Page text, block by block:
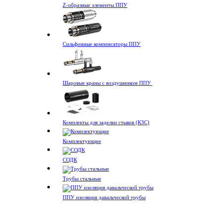
Z-образные элементы ППУ
Сильфонные компенсаторы ППУ
Шаровые краны с воздушником ППУ
Комплекты для заделки стыков (КЗС)
Комплектующие
СОДК
Трубы стальные
ППУ изоляция давальческой трубы